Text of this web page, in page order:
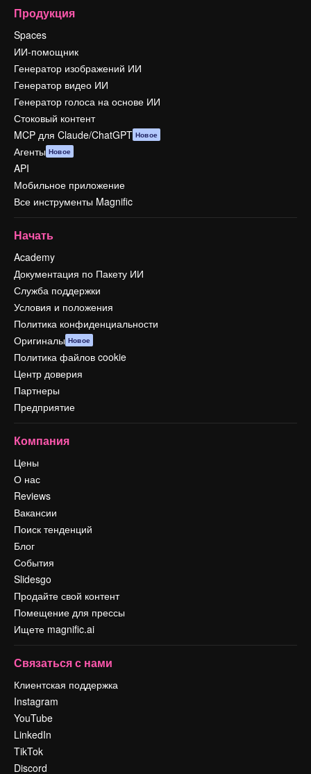
Продукция
Spaces
ИИ-помощник
Генератор изображений ИИ
Генератор видео ИИ
Генератор голоса на основе ИИ
Стоковый контент
MCP для Claude/ChatGPT Новое
Агенты Новое
API
Мобильное приложение
Все инструменты Magnific
Начать
Academy
Документация по Пакету ИИ
Служба поддержки
Условия и положения
Политика конфиденциальности
Оригиналы Новое
Политика файлов cookie
Центр доверия
Партнеры
Предприятие
Компания
Цены
О нас
Reviews
Вакансии
Поиск тенденций
Блог
События
Slidesgo
Продайте свой контент
Помещение для прессы
Ищете magnific.ai
Связаться с нами
Клиентская поддержка
Instagram
YouTube
LinkedIn
TikTok
Discord